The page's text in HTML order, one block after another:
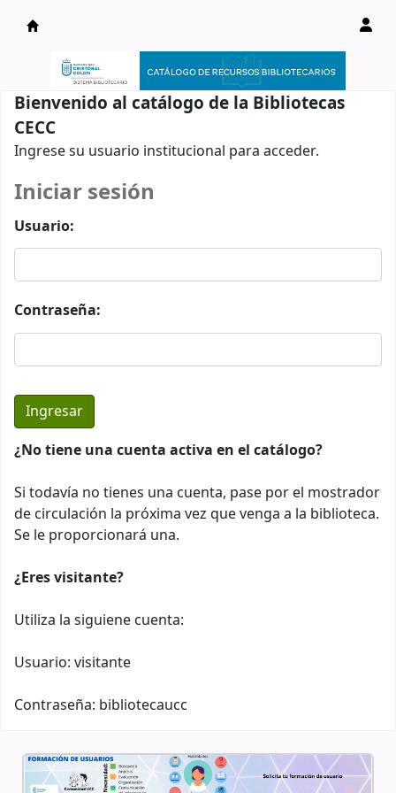
Catálogo en línea
Bienvenido al catálogo de la Bibliotecas
CECC
Ingrese su usuario institucional para acceder.
Iniciar sesión
Usuario:
Contraseña:
¿No tiene una cuenta activa en el catálogo?
Si todavía no tienes una cuenta, pase por el mostrador
de circulación la próxima vez que venga a la biblioteca.
Se le proporcionará una.
¿Eres visitante?
Utiliza la siguiene cuenta:
Usuario: visitante
Contraseña: bibliotecaucc